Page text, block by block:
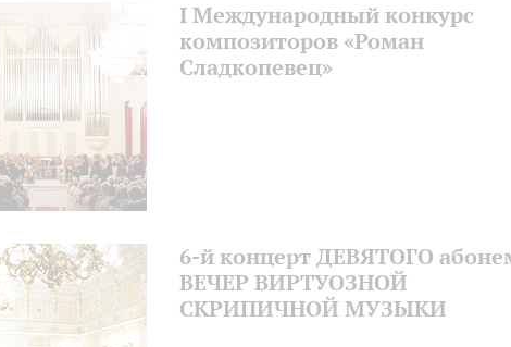
I Международный конкурс
композиторов «Роман
Сладкопевец»
6-й концерт ДЕВЯТОГО
ВЕЧЕР ВИРТУОЗНОЙ
СКРИПИЧНОЙ МУЗЫКИ